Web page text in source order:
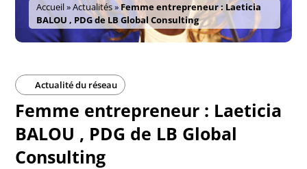
Accueil»Actualités»Femme entrepreneur : Laeticia
BALOU , PDG de LB Global Consulting
Actualité du réseau
Femme entrepreneur : Laeticia
BALOU , PDG de LB Global
Consulting